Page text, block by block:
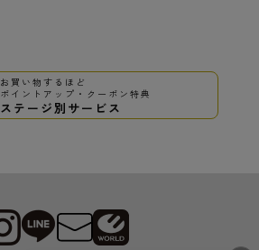
お買い物するほど
ポイントアップ・クーポン特典
ステージ別サービス